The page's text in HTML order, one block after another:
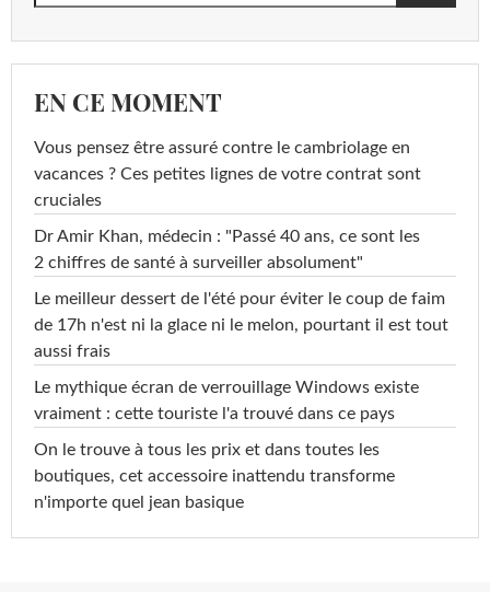
EN CE MOMENT
Vous pensez être assuré contre le cambriolage en
vacances ? Ces petites lignes de votre contrat sont
cruciales
Dr Amir Khan, médecin : "Passé 40 ans, ce sont les
2 chiffres de santé à surveiller absolument"
Le meilleur dessert de l'été pour éviter le coup de faim
de 17h n'est ni la glace ni le melon, pourtant il est tout
aussi frais
Le mythique écran de verrouillage Windows existe
vraiment : cette touriste l'a trouvé dans ce pays
On le trouve à tous les prix et dans toutes les
boutiques, cet accessoire inattendu transforme
n'importe quel jean basique